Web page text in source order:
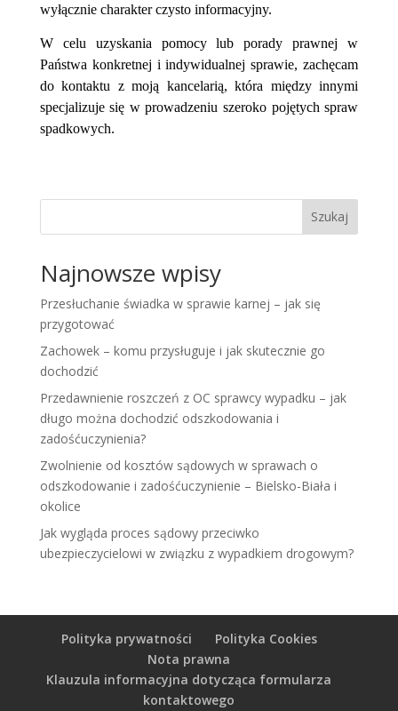
wyłącznie charakter czysto informacyjny.
W celu uzyskania pomocy lub porady prawnej w
Państwa konkretnej i indywidualnej sprawie, zachęcam
do kontaktu z moją kancelarią, która między innymi
specjalizuje się w prowadzeniu szeroko pojętych spraw
spadkowych.
Szukaj
Najnowsze wpisy
Przesłuchanie świadka w sprawie karnej – jak się
przygotować
Zachowek – komu przysługuje i jak skutecznie go
dochodzić
Przedawnienie roszczeń z OC sprawcy wypadku – jak
długo można dochodzić odszkodowania i
zadośćuczynienia?
Zwolnienie od kosztów sądowych w sprawach o
odszkodowanie i zadośćuczynienie – Bielsko-Biała i
okolice
Jak wygląda proces sądowy przeciwko
ubezpieczycielowi w związku z wypadkiem drogowym?
Polityka prywatności
Polityka Cookies
Nota prawna
Klauzula informacyjna dotycząca formularza
kontaktowego